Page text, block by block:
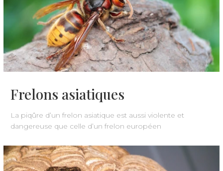
Frelons asiatiques
La piqûre d’un frelon asiatique est aussi violente et
dangereuse que celle d’un frelon européen